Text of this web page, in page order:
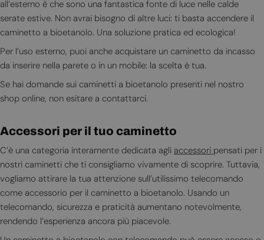
all’esterno è che sono una fantastica fonte di luce nelle calde
serate estive. Non avrai bisogno di altre luci: ti basta accendere il
caminetto a bioetanolo. Una soluzione pratica ed ecologica!
Per l’uso esterno, puoi anche acquistare un caminetto da incasso
da inserire nella parete o in un mobile: la scelta è tua.
Se hai domande sui caminetti a bioetanolo presenti nel nostro
shop online, non esitare a contattarci.
Accessori per il tuo caminetto
C’è una categoria interamente dedicata agli accessori pensati per i
nostri caminetti che ti consigliamo vivamente di scoprire. Tuttavia,
vogliamo attirare la tua attenzione sull’utilissimo telecomando
come accessorio per il caminetto a bioetanolo. Usando un
telecomando, sicurezza e praticità aumentano notevolmente,
rendendo l’esperienza ancora più piacevole.